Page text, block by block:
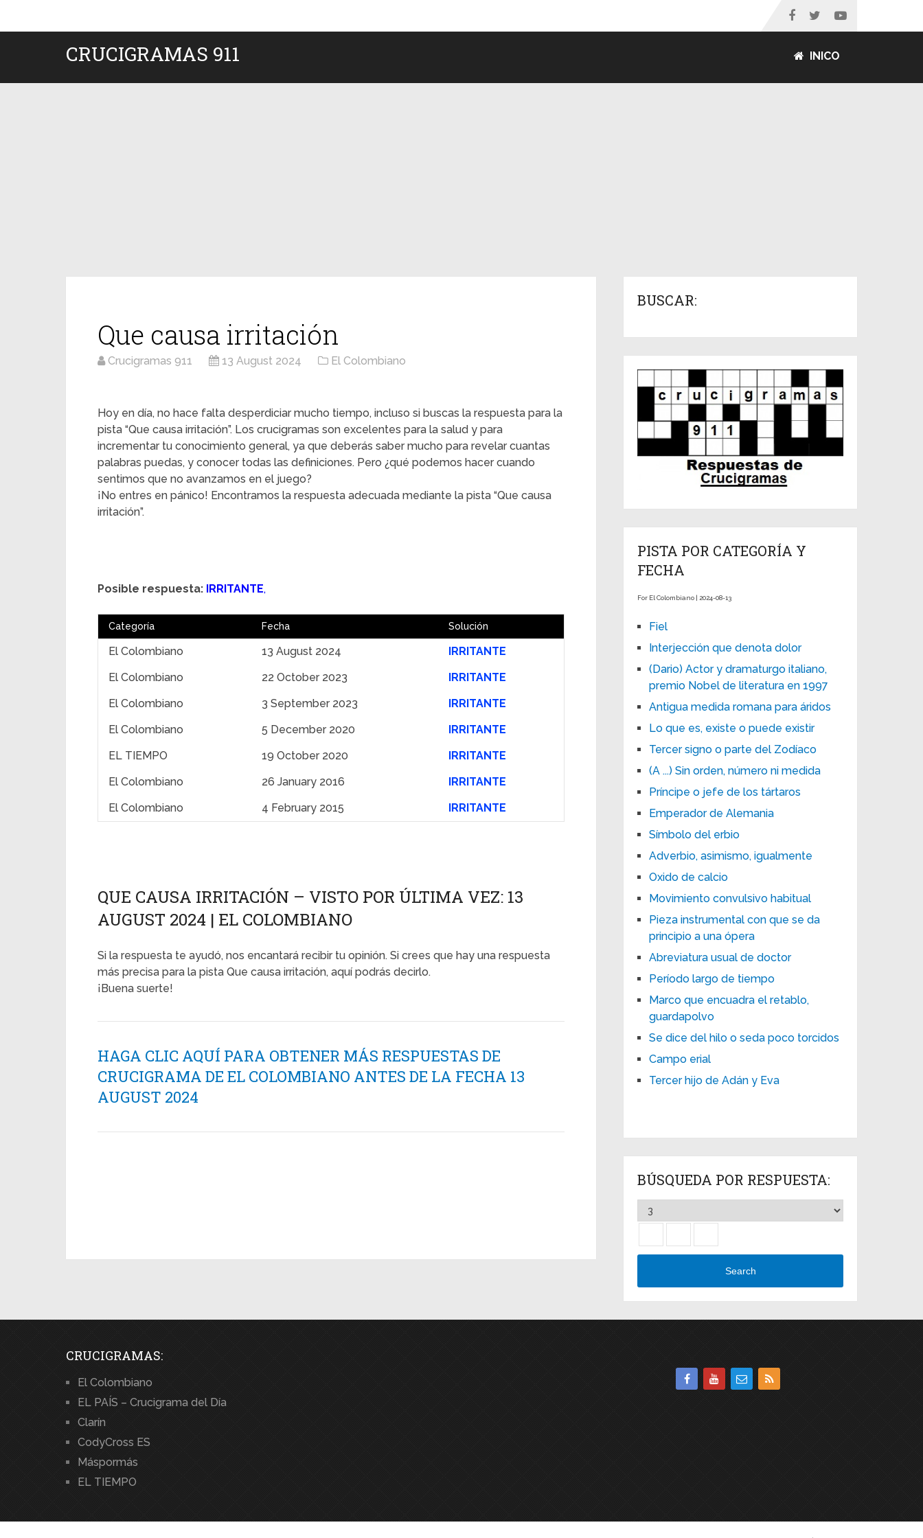
CRUCIGRAMAS 911 INICO
Que causa irritación
Crucigramas 911 13 August 2024 El Colombiano
Hoy en día, no hace falta desperdiciar mucho tiempo, incluso si buscas la respuesta para la
pista “Que causa irritación”. Los crucigramas son excelentes para la salud y para
incrementar tu conocimiento general, ya que deberás saber mucho para revelar cuantas
palabras puedas, y conocer todas las definiciones. Pero ¿qué podemos hacer cuando
sentimos que no avanzamos en el juego?
¡No entres en pánico! Encontramos la respuesta adecuada mediante la pista “Que causa
irritación”.
Posible respuesta: IRRITANTE,
Categoría Fecha Solución
El Colombiano 13 August 2024
IRRITANTE
El Colombiano
22 October 2023
IRRITANTE
El Colombiano
3 September 2023
IRRITANTE
El Colombiano
5 December 2020
IRRITANTE
EL TIEMPO
19 October 2020
IRRITANTE
El Colombiano
26 January 2016
IRRITANTE
El Colombiano
4 February 2015 IRRITANTE
QUE CAUSA IRRITACIÓN – VISTO POR ÚLTIMA VEZ: 13
AUGUST 2024 | EL COLOMBIANO
Si la respuesta te ayudó, nos encantará recibir tu opinión. Si crees que hay una respuesta
más precisa para la pista Que causa irritación, aquí podrás decirlo.
¡Buena suerte!
HAGA CLIC AQUÍ PARA OBTENER MÁS RESPUESTAS DE
CRUCIGRAMA DE EL COLOMBIANO ANTES DE LA FECHA 13
AUGUST 2024
BUSCAR:
PISTA POR CATEGORÍA Y
FECHA
For El Colombiano | 2024-08-13
Fiel
Interjección que denota dolor
(Dario) Actor y dramaturgo italiano,
premio Nobel de literatura en 1997
Antigua medida romana para áridos
Lo que es, existe o puede existir
Tercer signo o parte del Zodíaco
(A ...) Sin orden, número ni medida
Príncipe o jefe de los tártaros
Emperador de Alemania
Símbolo del erbio
Adverbio, asimismo, igualmente
Oxido de calcio
Movimiento convulsivo habitual
Pieza instrumental con que se da
principio a una ópera
Abreviatura usual de doctor
Período largo de tiempo
Marco que encuadra el retablo,
guardapolvo
Se dice del hilo o seda poco torcidos
Campo erial
Tercer hijo de Adán y Eva
BÚSQUEDA POR RESPUESTA:
Search
CRUCIGRAMAS:
El Colombiano
EL PAÍS – Crucigrama del Día
Clarín
CodyCross ES
Máspormás
EL TIEMPO